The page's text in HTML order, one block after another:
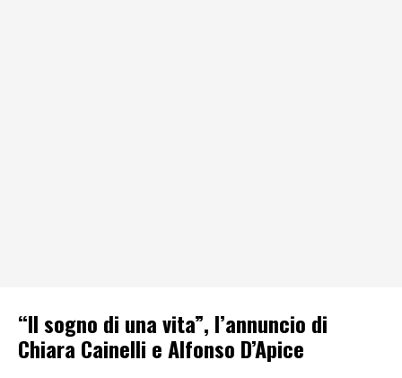
“Il sogno di una vita”, l’annuncio di
Chiara Cainelli e Alfonso D’Apice